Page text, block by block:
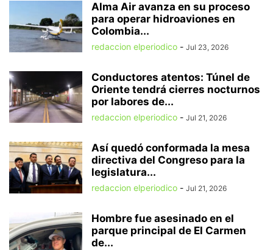
Alma Air avanza en su proceso
para operar hidroaviones en
Colombia...
redaccion elperiodico - Jul 23, 2026
Conductores atentos: Túnel de
Oriente tendrá cierres nocturnos
por labores de...
redaccion elperiodico - Jul 21, 2026
Así quedó conformada la mesa
directiva del Congreso para la
legislatura...
redaccion elperiodico - Jul 21, 2026
Hombre fue asesinado en el
parque principal de El Carmen
de...